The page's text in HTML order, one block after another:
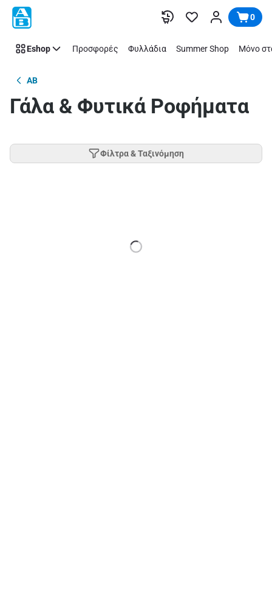
Παράλειψη 0
Eshop Προσφορές Φυλλάδια Summer Shop Μόνο
AB
Γάλα & Φυτικά Ροφήματα
Φίλτρα & Ταξινόμηση